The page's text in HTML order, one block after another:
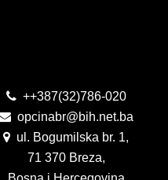
++387(32)786-020
opcinabr@bih.net.ba
ul. Bogumilska br. 1,
71 370 Breza,